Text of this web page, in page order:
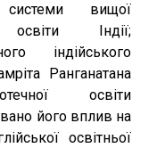
системи вищої
освіти Індії;
індійського
Ранганатана
освіти
його вплив на
освітньої